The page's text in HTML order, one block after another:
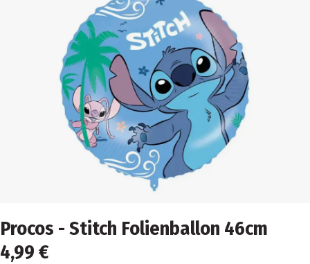
Procos - Stitch Folienballon 46cm
4,99 €